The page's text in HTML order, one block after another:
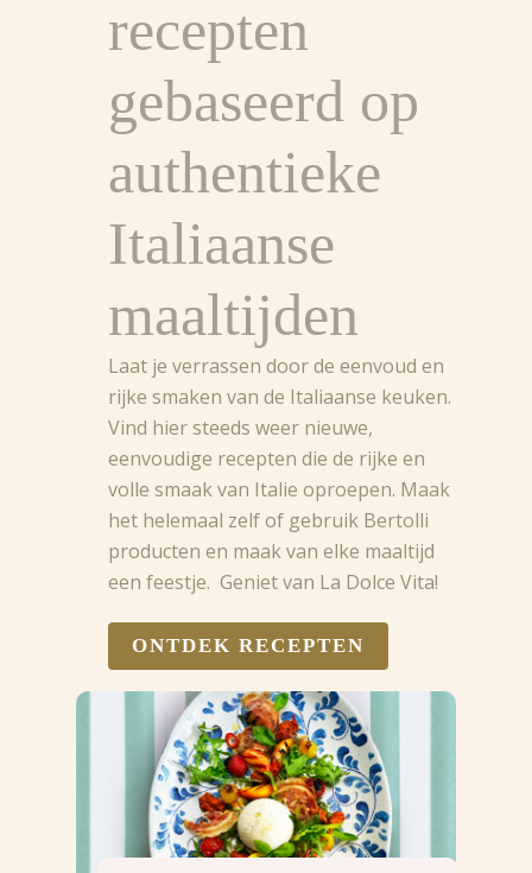
recepten
gebaseerd op
authentieke
Italiaanse
maaltijden
Laat je verrassen door de eenvoud en
rijke smaken van de Italiaanse keuken.
Vind hier steeds weer nieuwe,
eenvoudige recepten die de rijke en
volle smaak van Italie oproepen. Maak
het helemaal zelf of gebruik Bertolli
producten en maak van elke maaltijd
een feestje. Geniet van La Dolce Vita!
ONTDEK RECEPTEN